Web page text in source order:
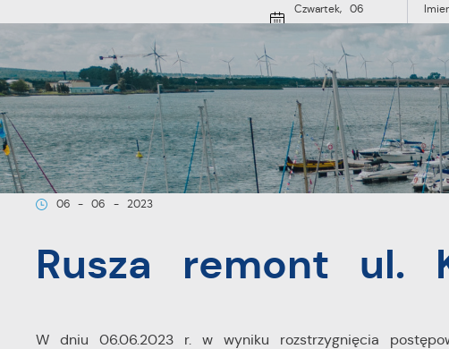
Czwartek, 06
sierpnia 2026
Pochmurno
26°C
O MIEŚCIE
Strona główna Aktualności Rusza remont ul. Kapitańskiej
06 - 06 - 2023
Rusza remont ul.
W dniu 06.06.2023 r. w wyniku rozstrzygnięcia